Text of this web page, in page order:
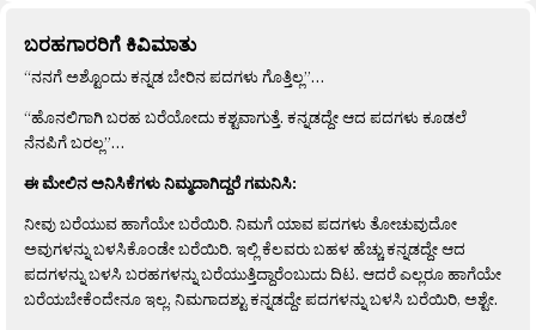
ಬರಹಗಾರರಿಗೆ ಕಿವಿಮಾತು
“ನನಗೆ ಅಶ್ಟೊಂದು ಕನ್ನಡ ಬೇರಿನ ಪದಗಳು ಗೊತ್ತಿಲ್ಲ”…
“ಹೊನಲಿಗಾಗಿ ಬರಹ ಬರೆಯೋದು ಕಶ್ಟವಾಗುತ್ತೆ. ಕನ್ನಡದ್ದೇ ಆದ ಪದಗಳು ಕೂಡಲೆ
ನೆನಪಿಗೆ ಬರಲ್ಲ”…
ಈ ಮೇಲಿನ ಅನಿಸಿಕೆಗಳು ನಿಮ್ಮದಾಗಿದ್ದರೆ ಗಮನಿಸಿ:
ನೀವು ಬರೆಯುವ ಹಾಗೆಯೇ ಬರೆಯಿರಿ. ನಿಮಗೆ ಯಾವ ಪದಗಳು ತೋಚುವುದೋ
ಅವುಗಳನ್ನು ಬಳಸಿಕೊಂಡೇ ಬರೆಯಿರಿ. ಇಲ್ಲಿ ಕೆಲವರು ಬಹಳ ಹೆಚ್ಚು ಕನ್ನಡದ್ದೇ ಆದ
ಪದಗಳನ್ನು ಬಳಸಿ ಬರಹಗಳನ್ನು ಬರೆಯುತ್ತಿದ್ದಾರೆಂಬುದು ದಿಟ. ಆದರೆ ಎಲ್ಲರೂ ಹಾಗೆಯೇ
ಬರೆಯಬೇಕೆಂದೇನೂ ಇಲ್ಲ. ನಿಮಗಾದಶ್ಟು ಕನ್ನಡದ್ದೇ ಪದಗಳನ್ನು ಬಳಸಿ ಬರೆಯಿರಿ, ಅಶ್ಟೇ.